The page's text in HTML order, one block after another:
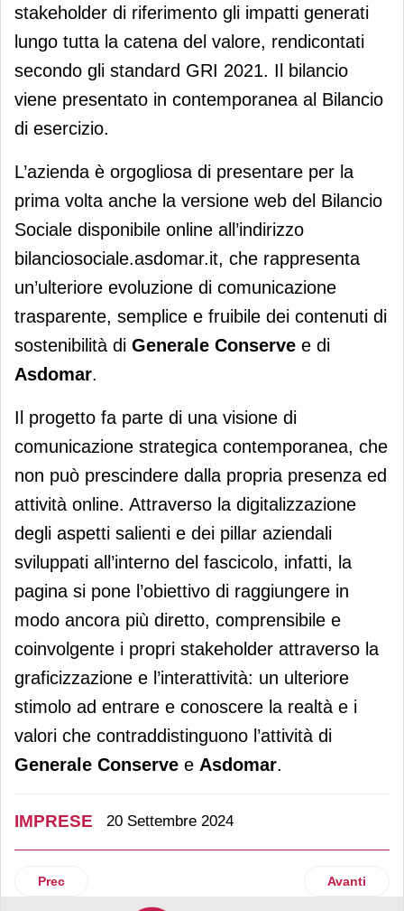
stakeholder di riferimento gli impatti generati
lungo tutta la catena del valore, rendicontati
secondo gli standard GRI 2021. Il bilancio
viene presentato in contemporanea al Bilancio
di esercizio.
L’azienda è orgogliosa di presentare per la
prima volta anche la versione web del Bilancio
Sociale disponibile online all’indirizzo
bilanciosociale.asdomar.it, che rappresenta
un’ulteriore evoluzione di comunicazione
trasparente, semplice e fruibile dei contenuti di
sostenibilità di Generale Conserve e di
Asdomar.
Il progetto fa parte di una visione di
comunicazione strategica contemporanea, che
non può prescindere dalla propria presenza ed
attività online. Attraverso la digitalizzazione
degli aspetti salienti e dei pillar aziendali
sviluppati all’interno del fascicolo, infatti, la
pagina si pone l’obiettivo di raggiungere in
modo ancora più diretto, comprensibile e
coinvolgente i propri stakeholder attraverso la
graficizzazione e l’interattività: un ulteriore
stimolo ad entrare e conoscere la realtà e i
valori che contraddistinguono l’attività di
Generale Conserve e Asdomar.
IMPRESE 20 Settembre 2024
Articolo precedente: Chep: Alessia Pascariello nominata
Prec Articolo
Avanti